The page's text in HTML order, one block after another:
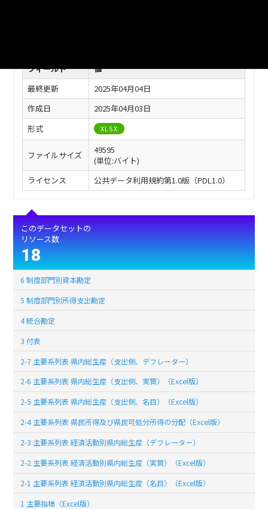
フィールド
値
最終更新
2025年04月04日
作成日
2025年04月03日
形式
XLSX
ファイルサイズ
49595
(単位:バイト)
ライセンス
公共データ利用規約第1.0版（PDL1.0）
このデータセットの
リソース数
18
6 制度部門別資本勘定
5 制度部門別所得支出勘定
4 統合勘定
3 付表
2-7 主要系列表 県内総生産（支出側、デフレーター）
2-6 主要系列表 県内総生産（支出側、実質）（Excel版）
2-5 主要系列表 県内総生産（支出側、名目）（Excel版）
2-4 主要系列表 県民所得及び県民可処分所得の分配（Excel版）
2-3 主要系列表 経済活動別県内総生産（デフレーター）
2-2 主要系列表 経済活動別県内総生産（実質）（Excel版）
2-1 主要系列表 経済活動別県内総生産（名目）（Excel版）
1 主要指標（Excel版）